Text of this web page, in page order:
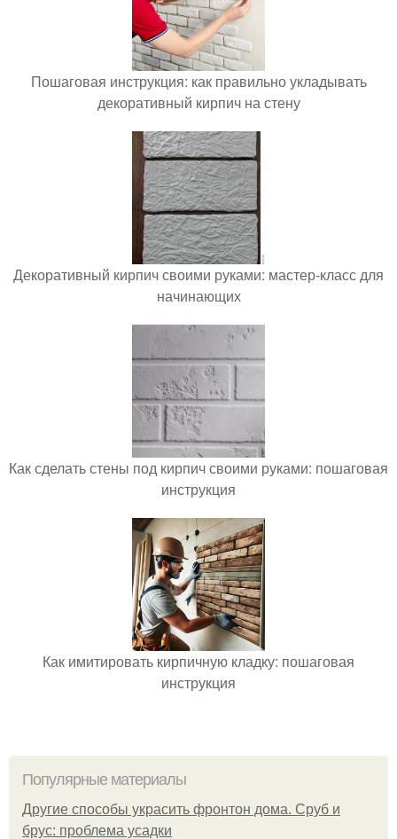
Пошаговая инструкция: как правильно укладывать
декоративный кирпич на стену
Декоративный кирпич своими руками: мастер-класс для
начинающих
Как сделать стены под кирпич своими руками: пошаговая
инструкция
Как имитировать кирпичную кладку: пошаговая
инструкция
Популярные материалы
Другие способы украсить фронтон дома. Сруб и
брус: проблема усадки